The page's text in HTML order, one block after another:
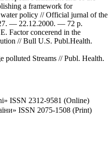
a framework for
policy // Official jurnal of the
— 22.12.2000. — 72 p.
Factor concerend in the
// Bull U.S. Publ.Health.
polluted Streams // Publ. Health.
ISSN 2312-9581 (Online)
ISSN 2075-1508 (Print)